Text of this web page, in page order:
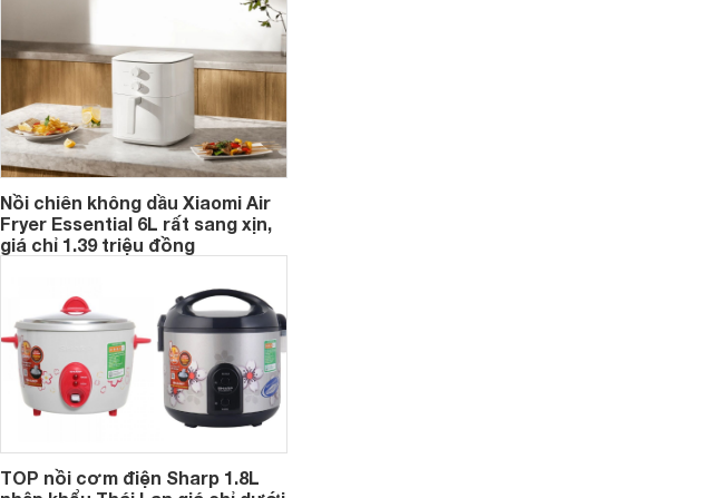
Nồi chiên không dầu Xiaomi Air
Fryer Essential 6L rất sang xịn,
giá chỉ 1.39 triệu đồng
TOP nồi cơm điện Sharp 1.8L